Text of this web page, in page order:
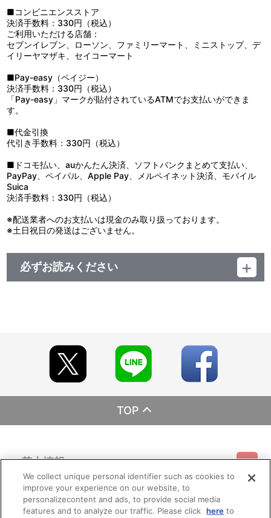
■コンビニエンスストア
決済手数料：330円（税込）
ご利用いただける店舗：
セブンイレブン、ローソン、ファミリーマート、ミニストップ、デ
イリーヤマザキ、セイコーマート
■Pay-easy（ペイジー）
決済手数料：330円（税込）
「Pay-easy」マークが貼付されているATMでお支払いができま
す。
■代金引換
代引き手数料：330円（税込）
■ドコモ払い、auかんたん決済、ソフトバンクまとめて支払い、
PayPay、ペイパル、Apple Pay、メルペイネット決済、モバイル
Suica
決済手数料：330円（税込）
※配送業者へのお支払いは現金のみ取り扱っております。
※土日祝日の発送はございません。
必ずお読みください
TOP
基本情報
利用規約 特定商取引法に基づく表示 プライバシーポリシー
ご利用情報
We collect unique personal identifier such as cookies to
improve your experience on our website, to
personalizecontent and ads, to provide social media
features and to analyze our traffic. Please click here to